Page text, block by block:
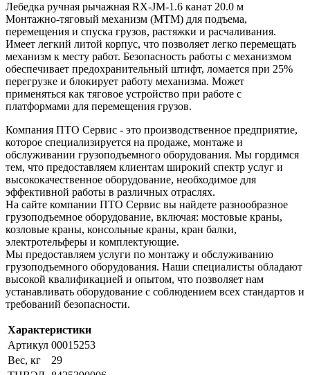
Лебедка ручная рычажная RX-JM-1.6 канат 20.0 м
Монтажно-тяговый механизм (МТМ) для подъема,
перемещения и спуска грузов, растяжки и расчаливания.
Имеет легкий литой корпус, что позволяет легко перемещать
механизм к месту работ. Безопасность работы с механизмом
обеспечивает предохранительный штифт, ломается при 25%
перегрузке и блокирует работу механизма. Может
применяться как тяговое устройство при работе с
платформами для перемещения грузов.
Компания ПТО Сервис - это производственное предприятие,
которое специализируется на продаже, монтаже и
обслуживании грузоподъемного оборудования. Мы гордимся
тем, что предоставляем клиентам широкий спектр услуг и
высококачественное оборудование, необходимое для
эффективной работы в различных отраслях.
На сайте компании ПТО Сервис вы найдете разнообразное
грузоподъемное оборудование, включая: мостовые краны,
козловые краны, консольные краны, кран балки,
электротельферы и комплектующие.
Мы предоставляем услуги по монтажу и обслуживанию
грузоподъемного оборудования. Наши специалисты обладают
высокой квалификацией и опытом, что позволяет нам
устанавливать оборудование с соблюдением всех стандартов и
требований безопасности.
Характеристики
Артикул 00015253
Вес, кг
29